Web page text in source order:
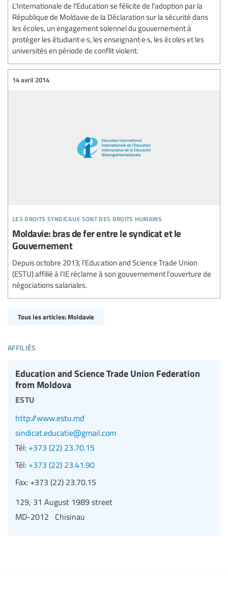
L'Internationale de l'Education se félicite de l'adoption par la
République de Moldavie de la Déclaration sur la sécurité dans
les écoles, un engagement solennel du gouvernement à
protéger les étudiant·e·s, les enseignant·e·s, les écoles et les
universités en période de conflit violent.
les droits syndicaux sont des droits humains
14 avril 2014
Moldavie: bras de fer entre le syndicat et le
Gouvernement
Depuis octobre 2013, l’Education and Science Trade Union
(ESTU) affilié à l’IE réclame à son gouvernement l’ouverture de
négociations salariales.
Tous les articles: Moldavie
affiliés
Education and Science Trade Union Federation
from Moldova
estu
http://www.estu.md
sindicat.educatie@gmail.com
Tél: +373 (22) 23.70.15
Tél: +373 (22) 23.41.90
Fax: +373 (22) 23.70.15
129, 31 August 1989 street
MD-2012 Chisinau